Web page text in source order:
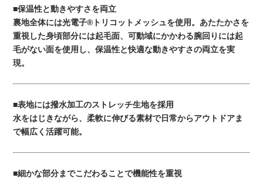
■保温性と動きやすさを両立
裏地全体には光電子®トリコットメッシュを使用。あたたかさを
重視した身頃部分には起毛面、可動域にかかわる腕回りには起
毛がない面を使用し、保温性と快適な動きやすさの両立を実
現。
■表地には撥水加工のストレッチ生地を採用
水をはじきながら、柔軟に伸びる素材で日常からアウトドアま
で幅広く活躍可能。
■細かな部分までこだわることで機能性を重視